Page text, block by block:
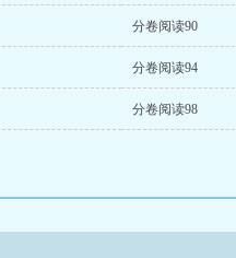
分卷阅读90
分卷阅读94
分卷阅读98